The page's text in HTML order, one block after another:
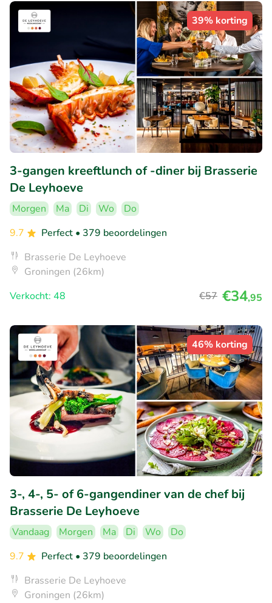
39% korting
3-gangen kreeftlunch of -diner bij Brasserie
De Leyhoeve
Morgen Ma Di Wo
Do
9.7
Perfect • 379 beoordelingen
Brasserie De Leyhoeve
Groningen (26km)
Verkocht: 48
€57 €34,95
46% korting
3-, 4-, 5- of 6-gangendiner van de chef bij
Brasserie De Leyhoeve
Vandaag Morgen Ma Di Wo
Do
9.7
Perfect • 379 beoordelingen
Brasserie De Leyhoeve
Groningen (26km)